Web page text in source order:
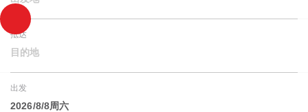
抵达
目的地
出发
2026/8/8周六